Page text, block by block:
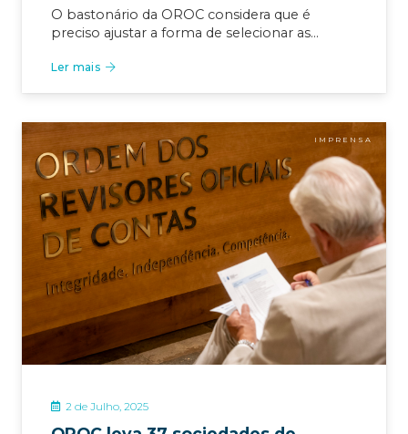
O bastonário da OROC considera que é
preciso ajustar a forma de selecionar as…
Ler mais
IMPRENSA
2 de Julho, 2025